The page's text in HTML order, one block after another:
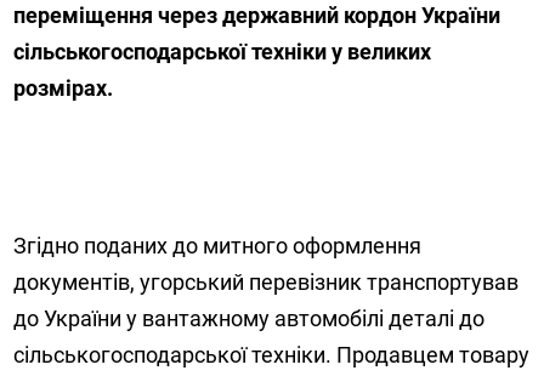
переміщення через державний кордон України
сільськогосподарської техніки у великих
розмірах.
Згідно поданих до митного оформлення
документів, угорський перевізник транспортував
до України у вантажному автомобілі деталі до
сільськогосподарської техніки. Продавцем товару